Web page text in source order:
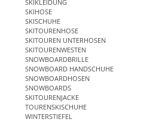
SKIKLEIDUNG
SKIHOSE
SKISCHUHE
SKITOURENHOSE
SKITOUREN UNTERHOSEN
SKITOURENWESTEN
SNOWBOARDBRILLE
SNOWBOARD HANDSCHUHE
SNOWBOARDHOSEN
SNOWBOARDS
SKITOURENJACKE
TOURENSKISCHUHE
WINTERSTIEFEL